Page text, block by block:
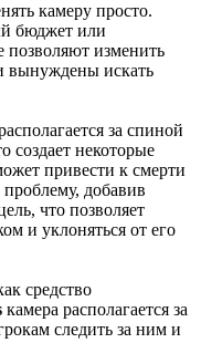
камеру просто.
бюджет или
позволяют изменить
вынуждены искать
за спиной
создает некоторые
привести к смерти
добавив
что позволяет
и уклоняться от его
средство
камера располагается за
следить за ним и